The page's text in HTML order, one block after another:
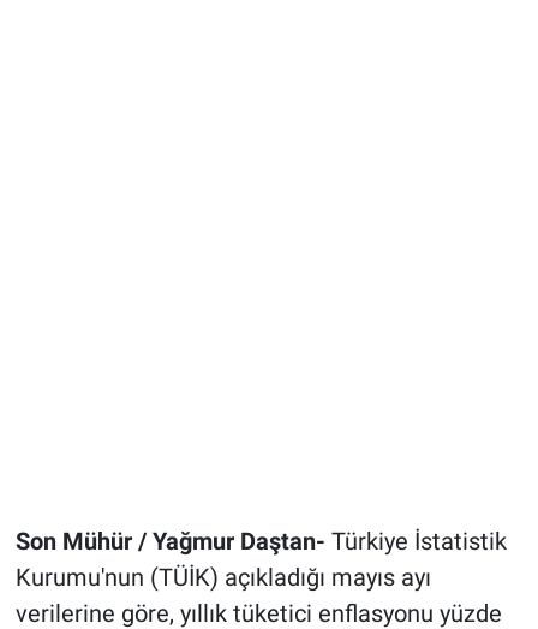
Son Mühür / Yağmur Daştan- Türkiye İstatistik
Kurumu'nun (TÜİK) açıkladığı mayıs ayı
verilerine göre, yıllık tüketici enflasyonu yüzde